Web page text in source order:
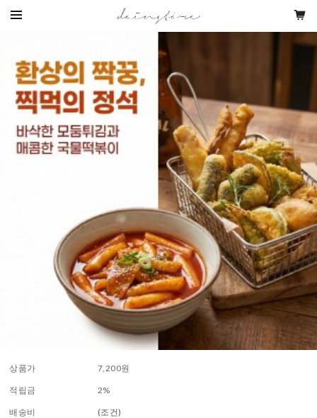
상품가 7,200원
적립금 2%
배송비 (조건)